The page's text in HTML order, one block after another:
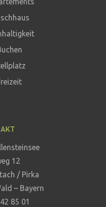
12
/ Pirka
– Bayern
85 01